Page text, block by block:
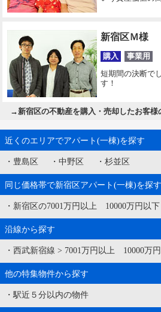
新宿区Ｍ様
購入 事業用
短期間の決断で
す！
→新宿区の不動産を購入・売却したお客様
近くのエリアでアパート(一棟)を探す
・ 豊島区 ・ 中野区 ・ 杉並区
同じ価格帯で新宿区アパート(一棟)を探す
・ 新宿区の7001万円以上 10000万円以
沿線から探す
・ 西武新宿線 > 7001万円以上 10000万
他の特集物件から探す
・駅近５分以内の物件